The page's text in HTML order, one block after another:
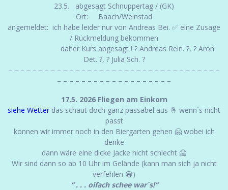
23.5. abgesagt Schnuppertag / (GK)
Ort: Baach/Weinstad
angemeldet: ich habe leider nur von Andreas Bei. ✅ eine Zusage
/ Rückmeldung bekommen
daher Kurs abgesagt ! ? Andreas Rein. ?, ? Aron
Det. ?, ? Julia Sch. ?
– – – – – – – – – – – – – – – – – – – – – – – – – – – – – – – – – – –
– – – – – – – – – – – – – – – – – – –
17.5. 2026 Fliegen am Einkorn
siehe Wetter das schaut doch ganz passabel aus 🤞 wenn´s nicht
passt
können wir immer noch in den Biergarten gehen 🤗 wobei ich
denke
dann wäre eine dicke Jacke nicht schlecht 🥶
Wir sind dann so ab 10 Uhr im Gelände (kann man sich ja nicht
verfehlen 😁)
“ . . . oifach schee war´s!“